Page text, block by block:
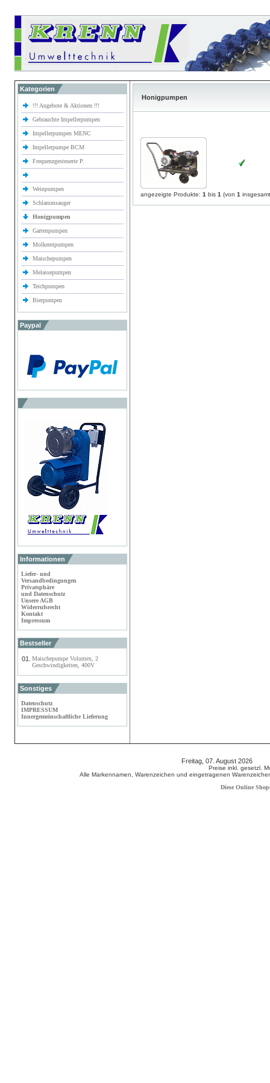
Kategorien
!!! Angebote & Aktionen !!!
Gebrauchte Impellerpumpen
Impellerpumpen MENC
Impellerpumpe BCM
Frequenzgesteuerte P.
Weinpumpen
Schlammsauger
Honigpumpen
Gartenpumpen
Molkereipumpen
Maischepumpen
Melassepumpen
Teichpumpen
Bierpumpen
Paypal
Informationen
Liefer- und
Versandbedingungen
Privatsphäre
und Datenschutz
Unsere AGB
Widerrufsrecht
Kontakt
Impressum
Bestseller
01.
Maischepumpe Volumex, 2
Geschwindigkeiten, 400V
Sonstiges
Datenschutz
IMPRESSUM
Innergemeinschaftliche Lieferung
Honigpumpen
angezeigte Produkte: 1 bis 1 (von 1
Freitag, 07. August 2026
Preise inkl. gesetzl.
Alle Markennamen, Warenzeichen und eingetragenen
Diese Online